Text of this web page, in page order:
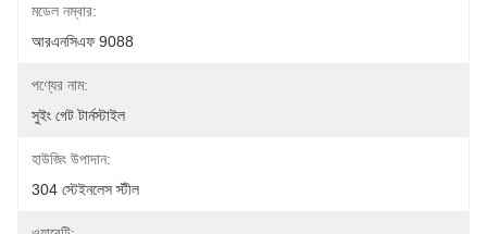
মডেল নম্বার:
আরএনসিএফ 9088
পণ্যের নাম:
সুইং গেট টার্নস্টাইল
হাউজিং উপাদান:
304 স্টেইনলেস স্টীল